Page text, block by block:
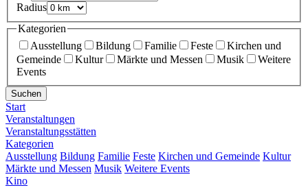
Radius
Kategorien
Ausstellung
Bildung Familie Feste
Kirchen und
Gemeinde
Kultur Märkte und Messen Musik
Weitere
Events
Suchen
Start
Veranstaltungen
Veranstaltungsstätten
Kategorien
Ausstellung Bildung Familie Feste Kirchen und Gemeinde Kultur
Märkte und Messen Musik Weitere Events
Kino